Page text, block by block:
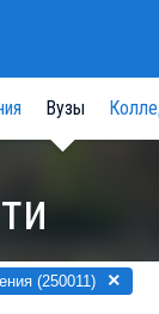
Вузы
(250011) ×